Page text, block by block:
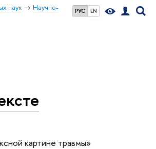
РУС EN
наук
Научно-
картине травмы»